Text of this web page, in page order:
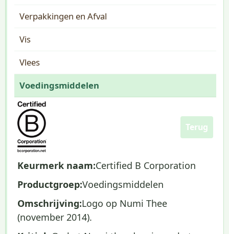
Verpakkingen en Afval
Vis
Vlees
Voedingsmiddelen
Terug
Keurmerk naam:Certified B Corporation
Productgroep:Voedingsmiddelen
Omschrijving:Logo op Numi Thee
(november 2014).